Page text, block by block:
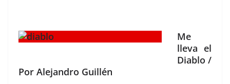
Me
lleva el
Diablo /
Por Alejandro Guillén